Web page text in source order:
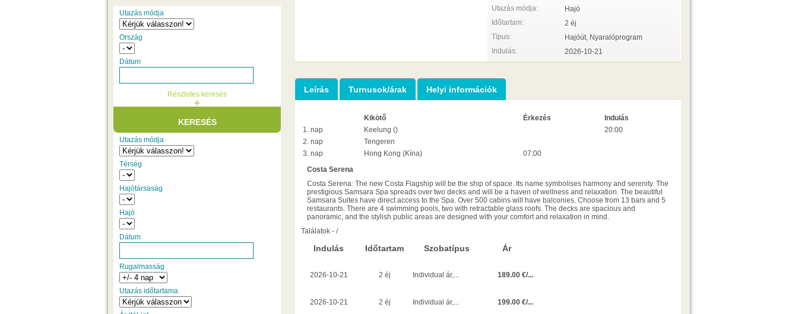
Utazás módja
Ország
Dátum
Részletes keresés
+
Utazás módja
Térség
Hajótársaság
Hajó
Dátum
Rugalmasság
Utazás időtartama
Utazás módja:
Hajó
Időtartam:
2 éj
Típus:
Hajóút, Nyaralóprogram
Indulás:
2026-10-21
Leírás Turnusok/árak Helyi információk
Kikötő Érkezés
Indulás
1. nap
Keelung ()
20:00
2. nap
Tengeren
3. nap
Hong Kong (Kína)
07:00
Costa Serena
Costa Serena: The new Costa Flagship will be the ship of space. Its name symbolises harmony and serenity. The
prestigious Samsara Spa spreads over two decks and will be a haven of wellness and relaxation. The beautiful
Samsara Suites have direct access to the Spa. Over 500 cabins will have balconies. Choose from 13 bars and 5
restaurants. There are 4 swimming pools, two with retractable glass roofs. The decks are spacious and
panoramic, and the stylish public areas are designed with your comfort and relaxation in mind.
Találatok - /
Indulás Időtartam Szobatípus Ár
2026-10-21 2 éj Individual ár,... 189.00 €/...
2026-10-21 2 éj Individual ár,... 199.00 €/...